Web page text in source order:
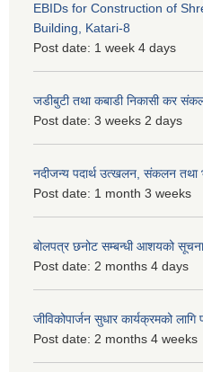
EBIDs for Construction of
Building, Katari-8
Post date: 1 week 4 days
जडीबुटी तथा कबाडी निकासी कर
Post date: 3 weeks 2 days
नदीजन्य पदार्थ उत्खलन, संकलन तथा
Post date: 1 month 3 weeks
बोलपत्र छनोट सम्बन्धी आशयको
Post date: 2 months 4 days
जीविकोपार्जन सुधार कार्यक्रमको
Post date: 2 months 4 weeks